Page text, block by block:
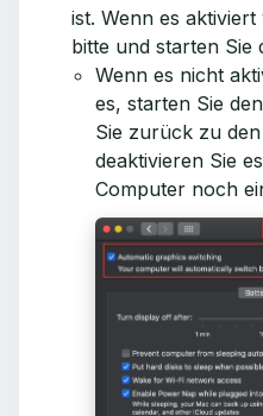
ist. Wenn es
bitte und starten Sie
Wenn es nicht
es, starten Sie
Sie zurück zu
deaktivieren Sie
Computer noch